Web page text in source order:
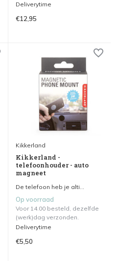
Deliverytime
€12,95
Kikkerland
Kikkerland -
telefoonhouder - auto
magneet
De telefoon heb je alti...
Op voorraad
Voor 14.00 besteld, dezelfde
(werk)dag verzonden.
Deliverytime
€5,50